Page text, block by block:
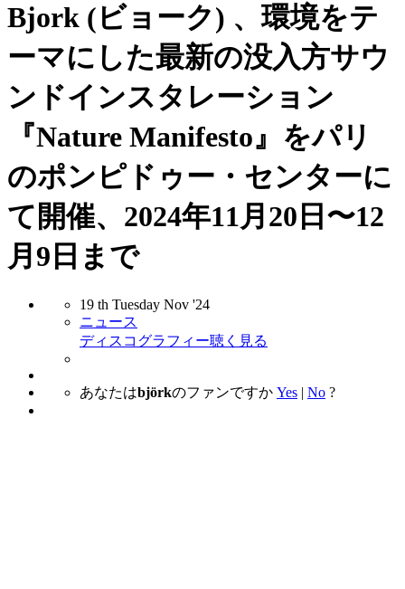
Bjork (ビョーク) 、環境をテ
ーマにした最新の没入方サウ
ンドインスタレーション
『Nature Manifesto』をパリ
のポンピドゥー・センターに
て開催、2024年11月20日〜12
月9日まで
19 th Tuesday Nov '24
ニュース
ディスコグラフィー聴く 見る
あなたはbjörkのファンですか Yes | No ?